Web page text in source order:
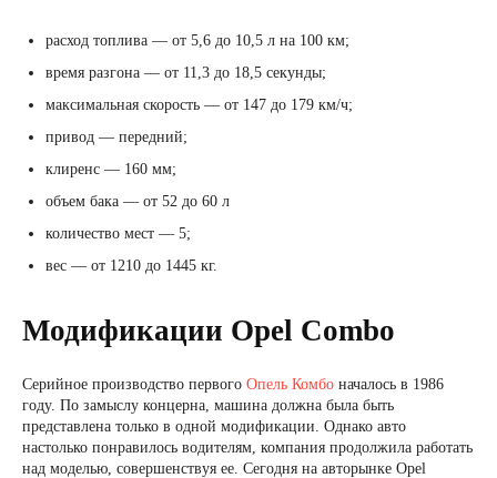
расход топлива — от 5,6 до 10,5 л на 100 км;
время разгона — от 11,3 до 18,5 секунды;
максимальная скорость — от 147 до 179 км/ч;
привод — передний;
клиренс — 160 мм;
объем бака — от 52 до 60 л
количество мест — 5;
вес — от 1210 до 1445 кг.
Модификации Opel Combo
Серийное производство первого Опель Комбо началось в 1986
году. По замыслу концерна, машина должна была быть
представлена ​​только в одной модификации. Однако авто
настолько понравилось водителям, компания продолжила работать
над моделью, совершенствуя ее. Сегодня на авторынке Opel